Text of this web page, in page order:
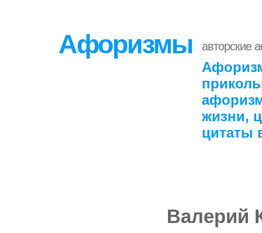
Афоризмы авторские
жизни,
цитаты
Валерий